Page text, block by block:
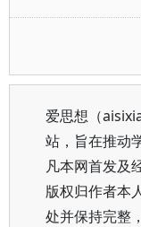
爱思想（
站，旨在推动
凡本网首发及
版权归作者本
处并保持完整